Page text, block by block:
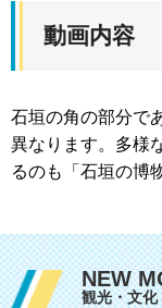
動画内容
石垣の角の部分で
異なります。多様
るのも「石垣の博
NEW
観光・文化